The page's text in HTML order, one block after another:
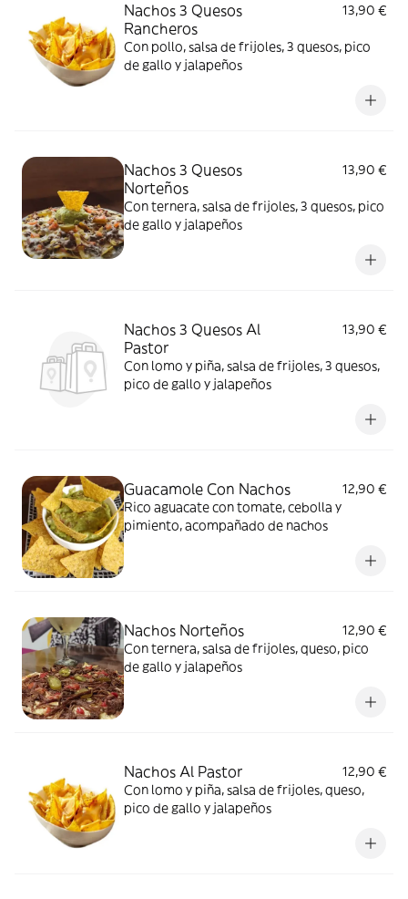
Nachos 3 Quesos
Rancheros
13,90 €
Con pollo, salsa de frijoles, 3 quesos, pico
de gallo y jalapeños
Nachos 3 Quesos
Norteños
13,90 €
Con ternera, salsa de frijoles, 3 quesos, pico
de gallo y jalapeños
Nachos 3 Quesos Al
Pastor
13,90 €
Con lomo y piña, salsa de frijoles, 3 quesos,
pico de gallo y jalapeños
Guacamole Con Nachos
12,90 €
Rico aguacate con tomate, cebolla y
pimiento, acompañado de nachos
Nachos Norteños
12,90 €
Con ternera, salsa de frijoles, queso, pico
de gallo y jalapeños
Nachos Al Pastor
12,90 €
Con lomo y piña, salsa de frijoles, queso,
pico de gallo y jalapeños